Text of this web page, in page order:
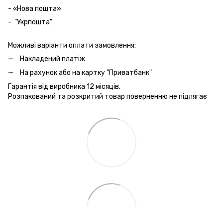
- «Нова пошта»
- "Укрпошта"
Можливі варіанти оплати замовлення:
Накладений платіж
На рахунок або на картку "Приватбанк"
Гарантія від виробника 12 місяців.
Розпакований та розкритий товар поверненню не підлягає